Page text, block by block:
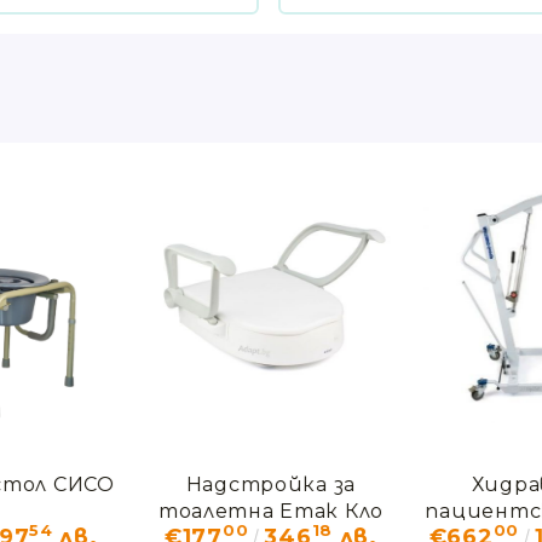
СИСО
54
Надстройка за
тоалетна Етак Кло
00 18 00